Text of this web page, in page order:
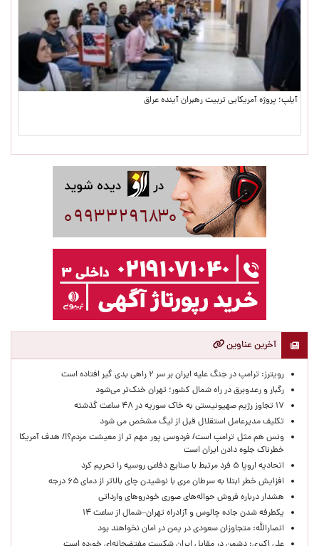
آیلپ؛ پروژه آمریکایی تربیت رهبران آینده عراق
آخرین عناوین
رویترز: ترامپ در جنگ علیه ایران بر سر ۲ راهی بدی گیر افتاده است
رگبار و رعدوبرق در راه شمال کشور؛ تهران خنک‌تر می‌شود
۱۷ تجاوز رژیم صهیونیستی به خاک سوریه در ۴۸ ساعت گذشته
تکلیف مدیرعامل استقلال قبل از لیگ مشخص می شود
ونس هم مثل ترامپ است/ فردوسی پور مهم تر از معیشت مردم؟!/ هدف آمریکا
خطرناک جلوه دادن ایران است
اتحادیه اروپا ۵ فرد مرتبط با صنایع دفاعی روسیه را تحریم کرد
افزایش خطر ابتلا به سرطان مری با نوشیدن چای بالاتر از دمای ۶۵ درجه
هشدار درباره فروش حواله‌های صوری خودروهای وارداتی
یکطرفه شدن جاده چالوس و آزادراه تهران–شمال از ساعت ۱۴
انصارالله: متجاوزان سعودی در یمن در امان نخواهند بود